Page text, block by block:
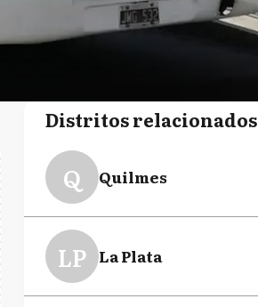
Distritos relacionados
Q Quilmes
LP La Plata